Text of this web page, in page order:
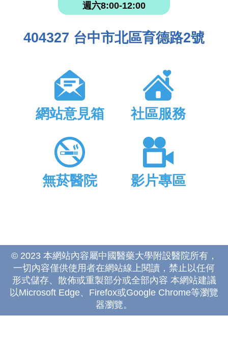
週六8:00-12:00
404327 台中市北區育德路2號
網站意見箱 社區服務
無菸醫院 影片專區
© 2023 本網站內容屬中國醫藥大學附設醫院所有，
一切內容僅供使用者在網站線上閱讀，禁止以任何
形式儲存、散佈或重製部分或全部內容 本網站建議
以Microsoft Edge、Firefox或Google Chrome等瀏覽
器瀏覽。